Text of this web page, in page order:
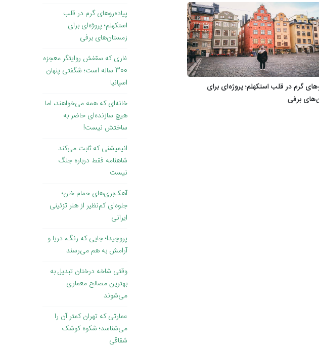
گرم در قلب استکهلم؛ پروژه‌ای برای
برفی
پیاده‌روهای گرم در قلب
استکهلم؛ پروژه‌ای برای
زمستان‌های برفی
غاری که سقفش روایتگر معجزه
300 ساله است؛ شگفتی پنهان
اسپانیا
خانه‌ای که همه می‌خواهند، اما
هیچ سازنده‌ای حاضر به
ساختش نیست!
انیمیشنی که ثابت می‌کند
شاهنامه فقط درباره جنگ
نیست
آهک‌بری‌های حمام خان؛
جلوه‌ای کم‌نظیر از هنر تزئینی
ایرانی
پروچیدا؛ جایی که رنگ، دریا و
آرامش به هم می‌رسند
وقتی ‌شاخه درختان تبدیل به
بهترین مصالح معماری
می‌شوند
عمارتی که تهران کمتر آن را
می‌شناسد؛ شکوه کوشک
شقاقی